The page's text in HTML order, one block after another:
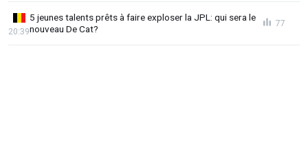
5 jeunes talents prêts à faire exploser la JPL: qui sera le
nouveau De Cat?
20:39
77